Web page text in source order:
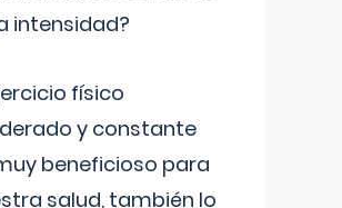
intensidad?
físico
y constante
beneficioso para
salud, también lo